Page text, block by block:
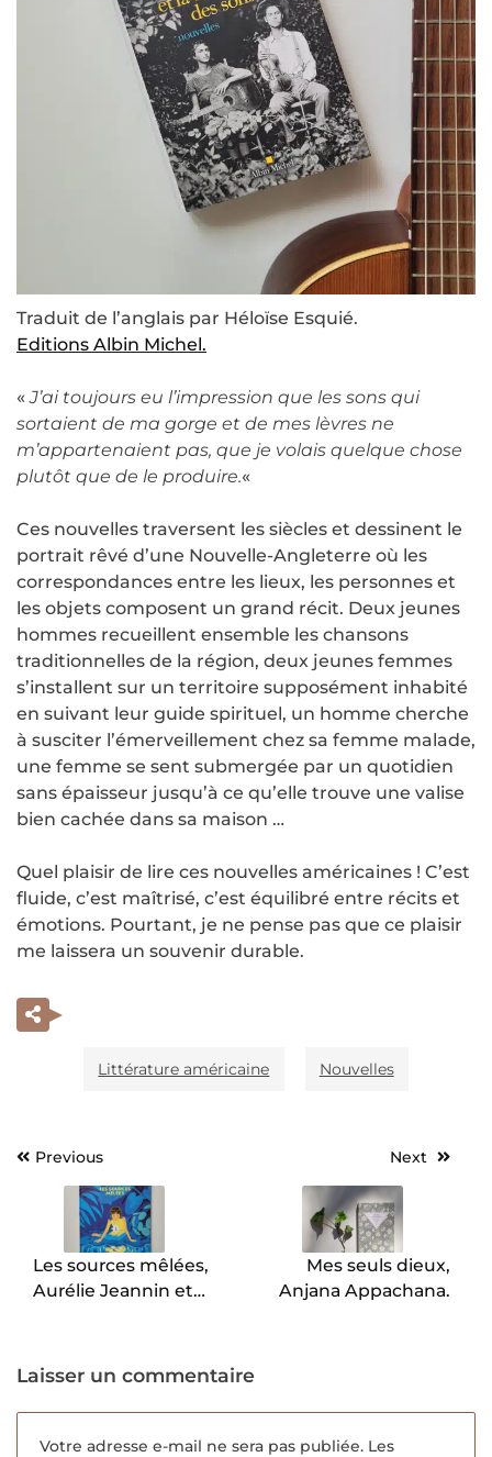
Traduit de l’anglais par Héloïse Esquié.
Editions Albin Michel.
«J’ai toujours eu l’impression que les sons qui
sortaient de ma gorge et de mes lèvres ne
m’appartenaient pas, que je volais quelque chose
plutôt que de le produire.«
Ces nouvelles traversent les siècles et dessinent le
portrait rêvé d’une Nouvelle-Angleterre où les
correspondances entre les lieux, les personnes et
les objets composent un grand récit. Deux jeunes
hommes recueillent ensemble les chansons
traditionnelles de la région, deux jeunes femmes
s’installent sur un territoire supposément inhabité
en suivant leur guide spirituel, un homme cherche
à susciter l’émerveillement chez sa femme malade,
une femme se sent submergée par un quotidien
sans épaisseur jusqu’à ce qu’elle trouve une valise
bien cachée dans sa maison …
Quel plaisir de lire ces nouvelles américaines ! C’est
fluide, c’est maîtrisé, c’est équilibré entre récits et
émotions. Pourtant, je ne pense pas que ce plaisir
me laissera un souvenir durable.
Littérature américaine Nouvelles
Navigation
l’article
Previous
Les sources mêlées,
Aurélie Jeannin et
Next
Mes seuls dieux,
Anjana Appachana.
Laisser un commentaire
Votre adresse e-mail ne sera pas publiée. Les